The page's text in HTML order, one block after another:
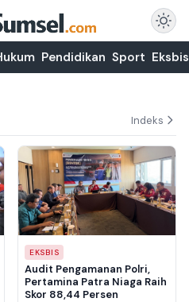
Pendidikan Sport Eksbis
Indeks
EKSBIS
Audit Pengamanan Polri,
Pertamina Patra Niaga Raih
Skor 88,44 Persen